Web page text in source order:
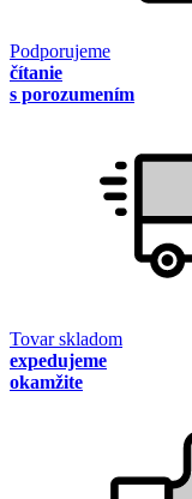
Podporujeme
čítanie
s porozumením
Tovar skladom
expedujeme
okamžite